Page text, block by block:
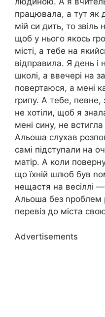
працювала, а тут як
мій си дить, то звіль
щоб у нього якось
місті, а тебе на
відправила. Я день
школі, а ввечері на
повертаюся, а мені
rрипу. А тебе, певне,
не хотіли, щоб я
мені сину, не
Альоша слухав
самі підступали на
матір. А коли
що їхній шлюб був
нещастя на весіллі
Альоша без nроблем
перевіз до міста
Advertisements